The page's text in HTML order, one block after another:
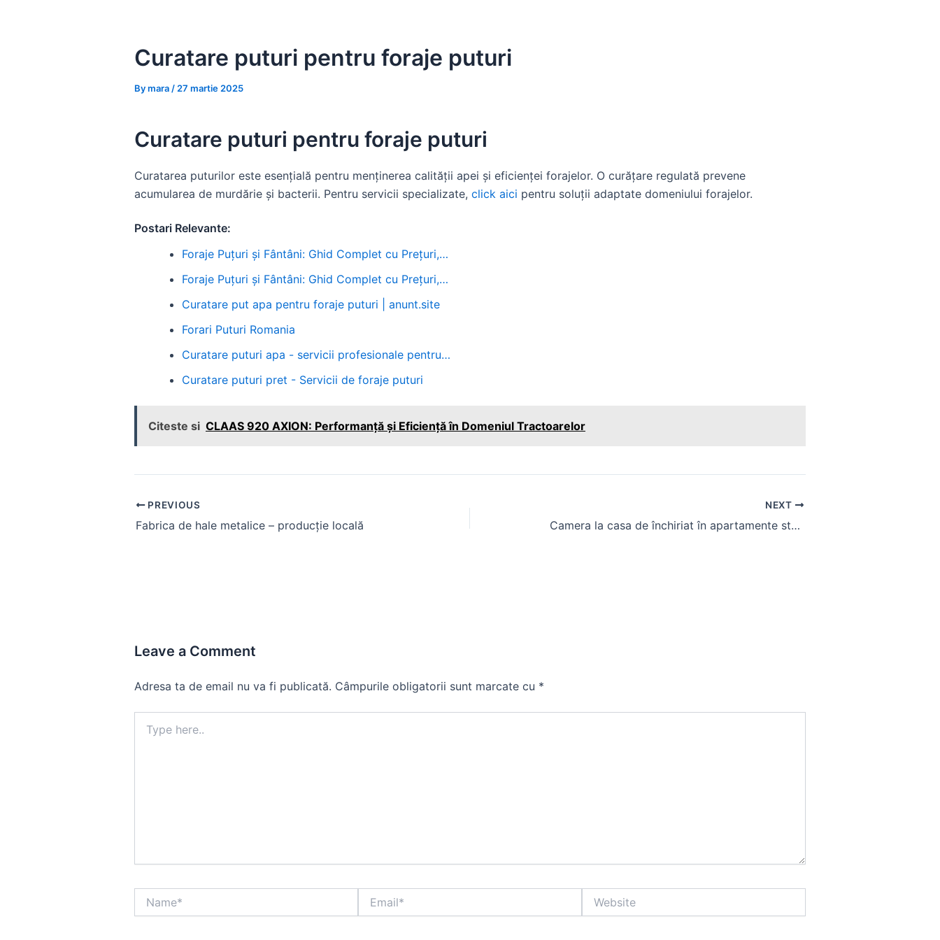
Curatare puturi pentru foraje puturi
Bymara / 27 martie 2025
Curatare puturi pentru foraje puturi
Curatarea puturilor este esențială pentru menținerea calității apei și eficienței forajelor. O curățare regulată prevene
acumularea de murdărie și bacterii. Pentru servicii specializate, click aici pentru soluții adaptate domeniului forajelor.
Postari Relevante:
Foraje Puțuri și Fântâni: Ghid Complet cu Prețuri,…
Foraje Puțuri și Fântâni: Ghid Complet cu Prețuri,…
Curatare put apa pentru foraje puturi | anunt.site
Forari Puturi Romania
Curatare puturi apa - servicii profesionale pentru…
Curatare puturi pret - Servicii de foraje puturi
Citeste si CLAAS 920 AXION: Performanță și Eficiență în Domeniul Tractoarelor
Post
navigation
PREVIOUS
Fabrica de hale metalice – producție locală
NEXT
Camera la casa de închiriat în apartamente studiouri
Leave a Comment
Adresa ta de email nu va fi publicată. Câmpurile obligatorii sunt marcate cu *
here..